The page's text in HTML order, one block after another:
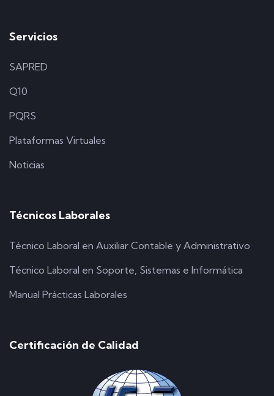
Servicios
SAPRED
Q10
PQRS
Plataformas Virtuales
Noticias
Técnicos Laborales
Técnico Laboral en Auxiliar Contable y Administrativo
Técnico Laboral en Soporte, Sistemas e Informática
Manual Prácticas Laborales
Certificación de Calidad